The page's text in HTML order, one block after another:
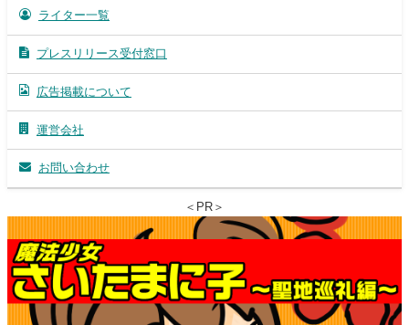
ライター一覧
プレスリリース受付窓口
広告掲載について
運営会社
お問い合わせ
＜PR＞